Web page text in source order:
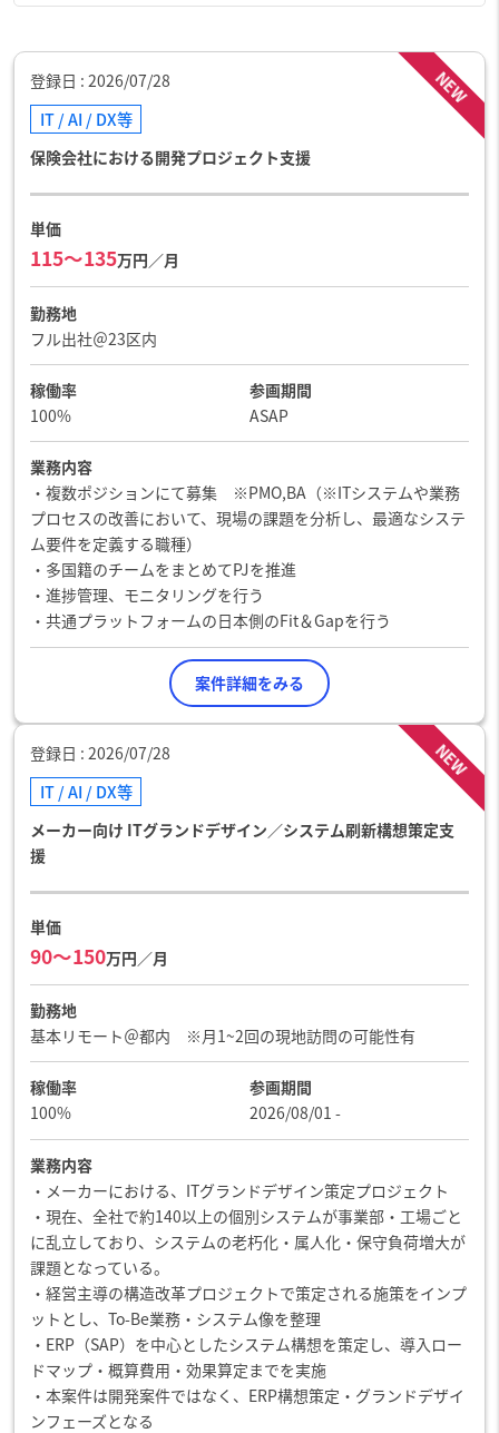
NEW
登録日 2026/07/28
IT / AI / DX等
保険会社における開発プロジェクト支援
単価
115〜135万円／月
勤務地
フル出社＠23区内
稼働率
100%
参画期間
ASAP
業務内容
・複数ポジションにて募集 ※PMO,BA（※ITシステムや業務
プロセスの改善において、現場の課題を分析し、最適なシステ
ム要件を定義する職種）
・多国籍のチームをまとめてPJを推進
・進捗管理、モニタリングを行う
・共通プラットフォームの日本側のFit＆Gapを行う
案件詳細をみる
NEW
登録日 2026/07/28
IT / AI / DX等
メーカー向け ITグランドデザイン／システム刷新構想策定支
援
単価
90〜150万円／月
勤務地
基本リモート＠都内 ※月1~2回の現地訪問の可能性有
稼働率
100%
参画期間
2026/08/01 -
業務内容
・メーカーにおける、ITグランドデザイン策定プロジェクト
・現在、全社で約140以上の個別システムが事業部・工場ごと
に乱立しており、システムの老朽化・属人化・保守負荷増大が
課題となっている。
・経営主導の構造改革プロジェクトで策定される施策をインプ
ットとし、To-Be業務・システム像を整理
・ERP（SAP）を中心としたシステム構想を策定し、導入ロー
ドマップ・概算費用・効果算定までを実施
・本案件は開発案件ではなく、ERP構想策定・グランドデザイ
ンフェーズとなる